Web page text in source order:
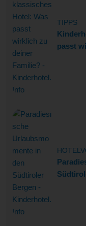
TIPPS
passt